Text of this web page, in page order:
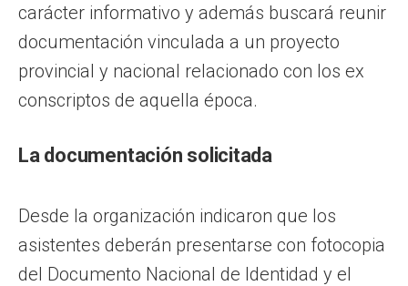
carácter informativo y además buscará reunir
documentación vinculada a un proyecto
provincial y nacional relacionado con los ex
conscriptos de aquella época.
La documentación solicitada
Desde la organización indicaron que los
asistentes deberán presentarse con fotocopia
del Documento Nacional de Identidad y el